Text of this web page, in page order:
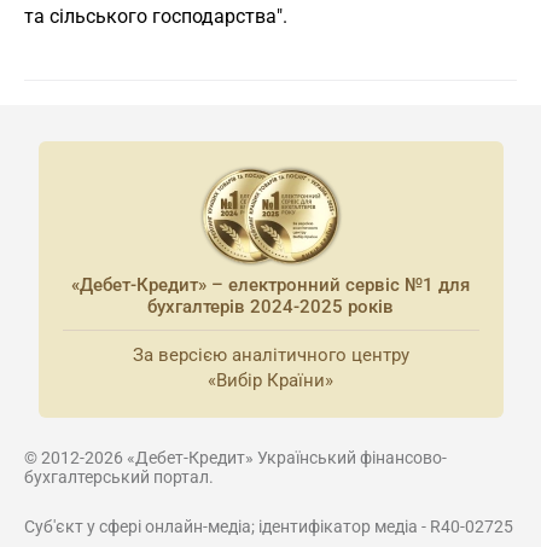
та сільського господарства".
«Дебет-Кредит» – електронний сервіс №1 для
бухгалтерів 2024-2025 років
За версією аналітичного центру
«Вибір Країни»
© 2012-2026 «Дебет-Кредит» Український фінансово-
бухгалтерський портал.
Суб'єкт у сфері онлайн-медіа; ідентифікатор медіа - R40-02725